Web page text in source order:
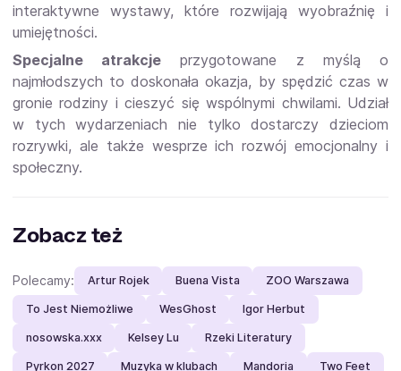
interaktywne wystawy, które rozwijają wyobraźnię i
umiejętności.
Specjalne atrakcje przygotowane z myślą o
najmłodszych to doskonała okazja, by spędzić czas w
gronie rodziny i cieszyć się wspólnymi chwilami. Udział
w tych wydarzeniach nie tylko dostarczy dzieciom
rozrywki, ale także wesprze ich rozwój emocjonalny i
społeczny.
Zobacz też
Polecamy: Artur Rojek Buena Vista ZOO Warszawa
To Jest Niemożliwe WesGhost Igor Herbut
nosowska.xxx Kelsey Lu Rzeki Literatury
Pyrkon 2027 Muzyka w klubach Mandoria Two Feet